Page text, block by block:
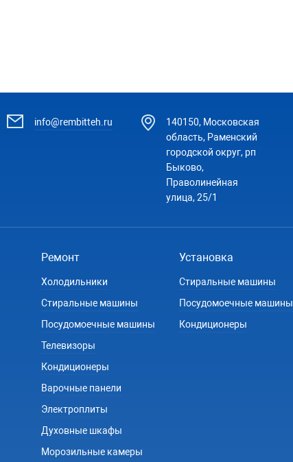
info@rembitteh.ru
140150, Московская
область, Раменский
городской округ, рп
Быково,
Праволинейная
улица, 25/1
Ремонт
Холодильники
Стиральные машины
Посудомоечные машины
Телевизоры
Кондиционеры
Варочные панели
Электроплиты
Духовные шкафы
Морозильные камеры
Установка
Стиральные машины
Посудомоечные машины
Кондиционеры